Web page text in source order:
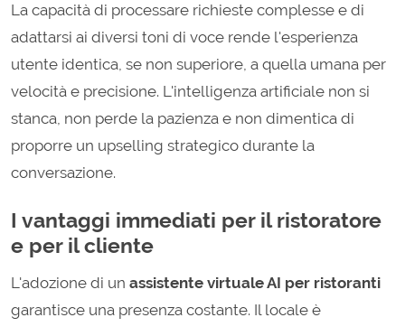
La capacità di processare richieste complesse e di
adattarsi ai diversi toni di voce rende l'esperienza
utente identica, se non superiore, a quella umana per
velocità e precisione. L'intelligenza artificiale non si
stanca, non perde la pazienza e non dimentica di
proporre un upselling strategico durante la
conversazione.
I vantaggi immediati per il ristoratore
e per il cliente
L'adozione di un assistente virtuale AI per ristoranti
garantisce una presenza costante. Il locale è